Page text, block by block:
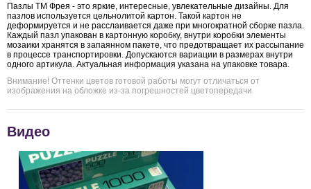
Пазлы ТМ Фрея - это яркие, интересные, увлекательные дизайны. Для
пазлов используется цельнолитой картон. Такой картон не
деформируется и не расслаивается даже при многократной сборке пазла.
Каждый пазл упакован в картонную коробку, внутри коробки элементы
мозаики хранятся в запаянном пакете, что предотвращает их рассыпание
в процессе транспортировки. Допускаются вариации в размерах внутри
одного артикула. Актуальная информация указана на упаковке товара.
Внимание! Оттенки цветов готовой работы могут отличаться от
изображения на обложке из-за погрешностей цветопередачи
Видео